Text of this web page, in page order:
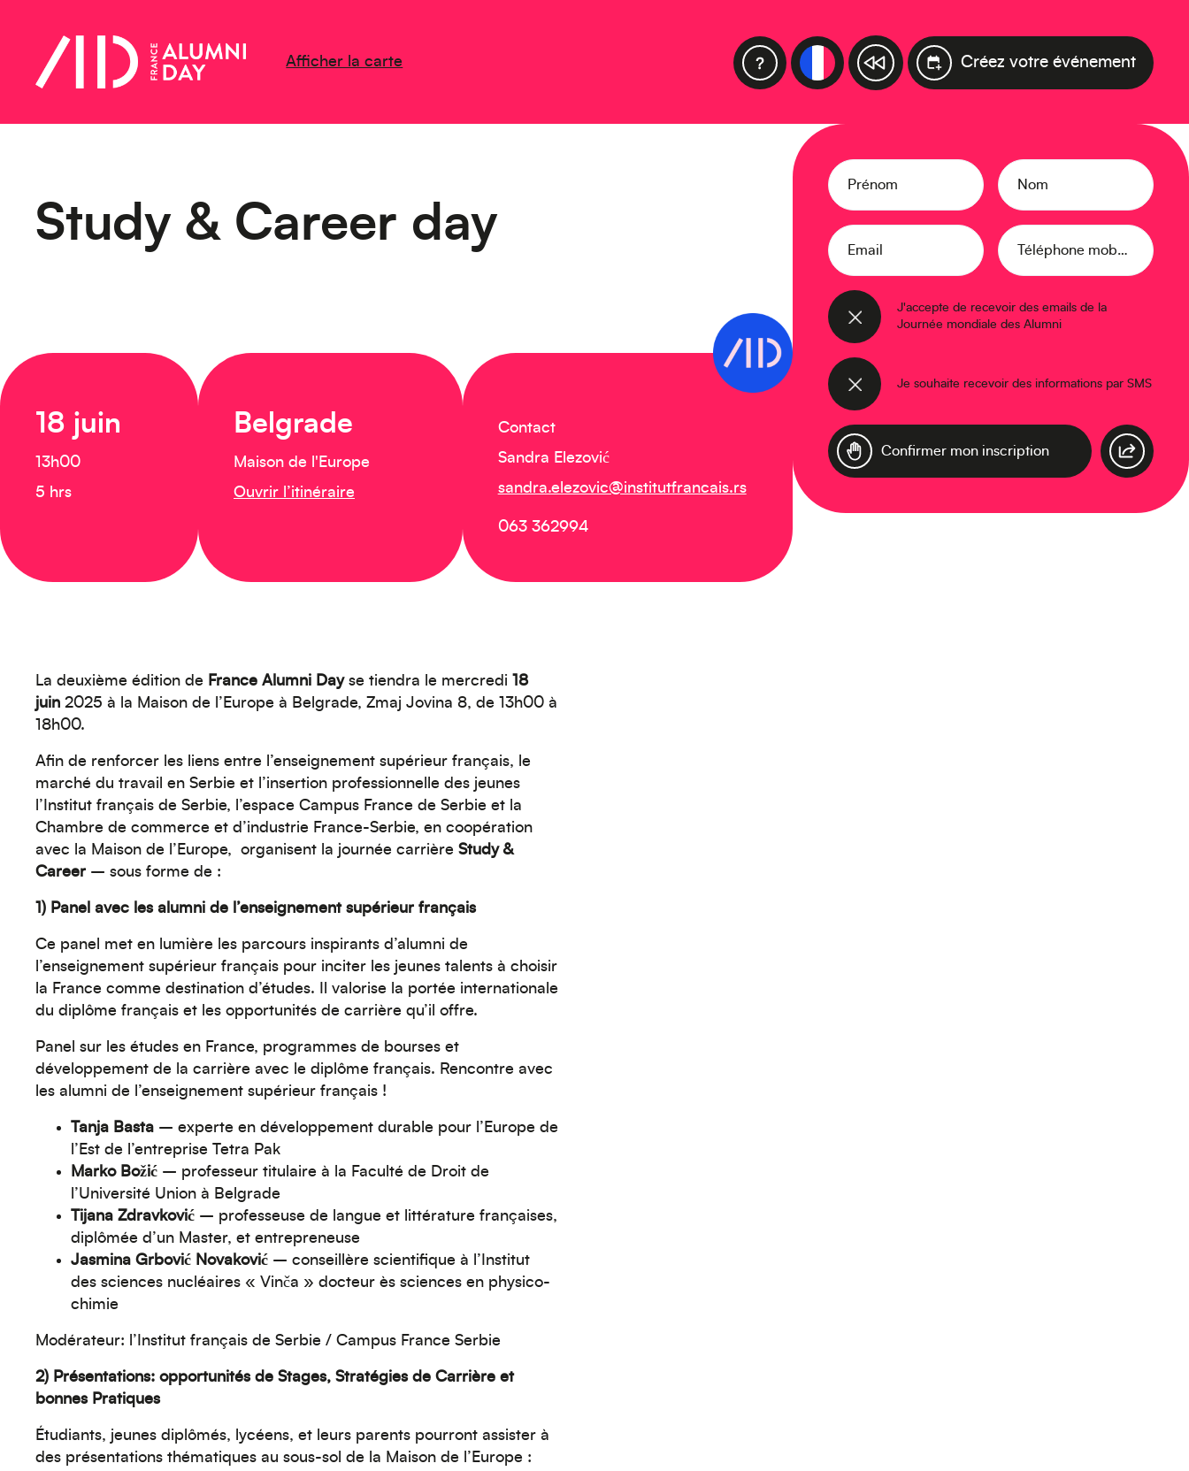
Afficher la carte Créez votre événement
Study & Career day
18 juin
13h00
5 hrs
Belgrade
Maison de l'Europe
Ouvrir l’itinéraire
Contact
Sandra Elezović
sandra.elezovic@institutfrancais.rs
063 362994
La deuxième édition de France Alumni Day se tiendra le mercredi 18
juin 2025 à la Maison de l’Europe à Belgrade, Zmaj Jovina 8, de 13h00 à
18h00.
Afin de renforcer les liens entre l’enseignement supérieur français, le
marché du travail en Serbie et l’insertion professionnelle des jeunes
l’Institut français de Serbie, l’espace Campus France de Serbie et la
Chambre de commerce et d’industrie France-Serbie, en coopération
avec la Maison de l’Europe, organisent la journée carrière Study &
Career – sous forme de :
1) Panel avec les alumni de l’enseignement supérieur français
Ce panel met en lumière les parcours inspirants d’alumni de
l’enseignement supérieur français pour inciter les jeunes talents à choisir
la France comme destination d’études. Il valorise la portée internationale
du diplôme français et les opportunités de carrière qu’il offre.
Panel sur les études en France, programmes de bourses et
développement de la carrière avec le diplôme français. Rencontre avec
les alumni de l’enseignement supérieur français !
Tanja Basta – experte en développement durable pour l’Europe de
l’Est de l’entreprise Tetra Pak
Marko Božić – professeur titulaire à la Faculté de Droit de
l’Université Union à Belgrade
Tijana Zdravković – professeuse de langue et littérature françaises,
diplômée d’un Master, et entrepreneuse
Jasmina Grbović Novaković – conseillère scientifique à l’Institut
des sciences nucléaires « Vinča » docteur ès sciences en physico-
chimie
Modérateur: l’Institut français de Serbie / Campus France Serbie
2) Présentations: opportunités de Stages, Stratégies de Carrière et
bonnes Pratiques
Étudiants, jeunes diplômés, lycéens, et leurs parents pourront assister à
des présentations thématiques au sous-sol de la Maison de l’Europe :
Prénom Nom
Email Téléphone mobile
J'accepte de recevoir des emails de la
Journée mondiale des Alumni
Je souhaite recevoir des informations par SMS